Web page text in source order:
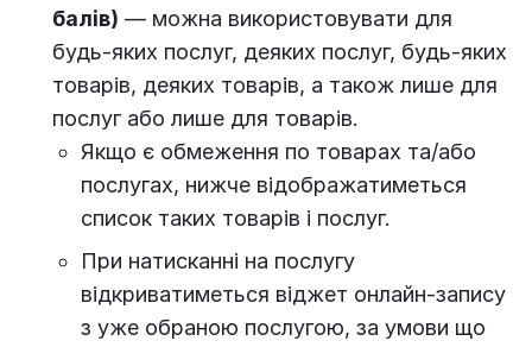
балів) — можна використовувати для
будь-яких послуг, деяких послуг, будь-яких
товарів, деяких товарів, а також лише для
послуг або лише для товарів.
Якщо є обмеження по товарах та/або
послугах, нижче відображатиметься
список таких товарів і послуг.
При натисканні на послугу
відкриватиметься віджет онлайн-запису
з уже обраною послугою, за умови що